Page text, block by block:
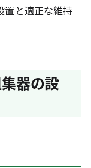
置と適正な維持
器の設